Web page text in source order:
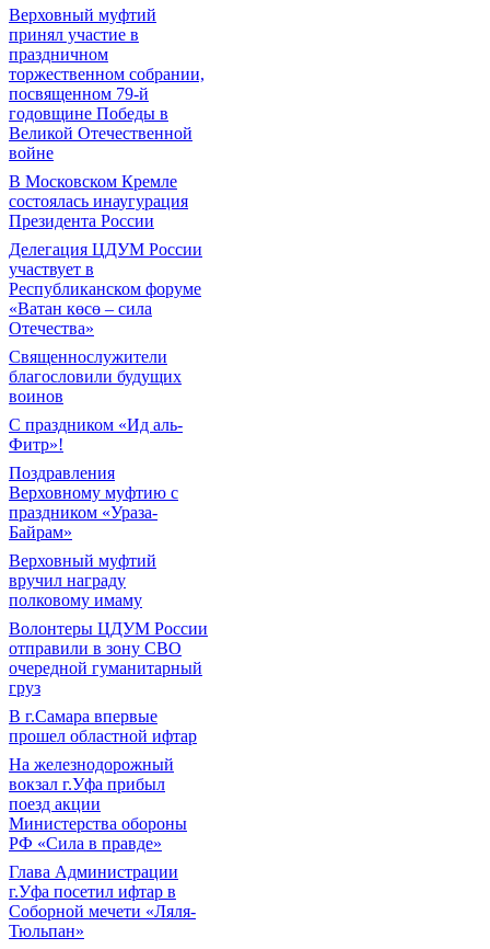
Верховный муфтий
принял участие в
праздничном
торжественном собрании,
посвященном 79-й
годовщине Победы в
Великой Отечественной
войне
В Московском Кремле
состоялась инаугурация
Президента России
Делегация ЦДУМ России
участвует в
Республиканском форуме
«Ватан көсө – сила
Отечества»
Священнослужители
благословили будущих
воинов
С праздником «Ид аль-
Фитр»!
Поздравления
Верховному муфтию с
праздником «Ураза-
Байрам»
Верховный муфтий
вручил награду
полковому имаму
Волонтеры ЦДУМ России
отправили в зону СВО
очередной гуманитарный
груз
В г.Самара впервые
прошел областной ифтар
На железнодорожный
вокзал г.Уфа прибыл
поезд акции
Министерства обороны
РФ «Сила в правде»
Глава Администрации
г.Уфа посетил ифтар в
Соборной мечети «Ляля-
Тюльпан»